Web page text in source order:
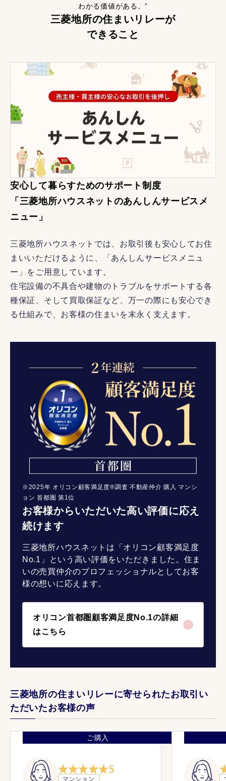
わかる価値がある。”
三菱地所の住まいリレーが
できること
安心して暮らすためのサポート制度
「三菱地所ハウスネットのあんしんサービスメ
ニュー」
三菱地所ハウスネットでは、お取引後も安心してお住
まいいただけるように、「あんしんサービスメニュ
ー」をご用意しています。
住宅設備の不具合や建物のトラブルをサポートする各
種保証、そして買取保証など、万一の際にも安心でき
る仕組みで、お客様の住まいを末永く支えます。
お客様からいただいた高い評価に応え
続けます
三菱地所ハウスネットは「オリコン顧客満足度
No.1」という高い評価をいただきました。住ま
いの売買仲介のプロフェッショナルとしてお客
様の想いに応えます。
オリコン首都圏顧客満足度No.1の詳細
はこちら
※2025年 オリコン顧客満足度®調査 不動産仲介 購入 マンシ
ョン 首都圏 第1位
三菱地所の住まいリレーに寄せられたお取引い
ただいたお客様の声
ご購入
5
マンション